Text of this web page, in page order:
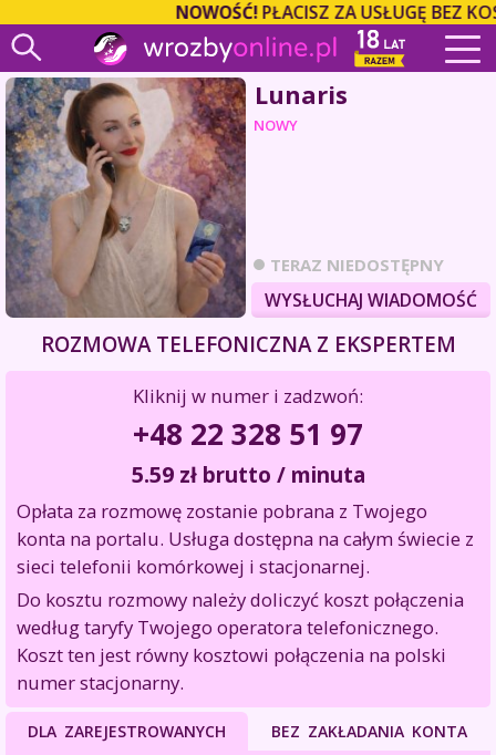
NOWOŚĆ!PŁACISZ ZA USŁUGĘ BEZ
Lunaris
NOWY
TERAZ NIEDOSTĘPNY
WYSŁUCHAJ WIADOMOŚĆ
ROZMOWA TELEFONICZNA Z EKSPERTEM
Kliknij w numer i zadzwoń:
+48 22 328 51 97
5.59 złbrutto / minuta
Opłata za rozmowę zostanie pobrana z Twojego
konta na portalu. Usługa dostępna na całym świecie z
sieci telefonii komórkowej i stacjonarnej.
Do kosztu rozmowy należy doliczyć koszt połączenia
według taryfy Twojego operatora telefonicznego.
Koszt ten jest równy kosztowi połączenia na polski
numer stacjonarny.
DLA ZAREJESTROWANYCH BEZ ZAKŁADANIA KONTA